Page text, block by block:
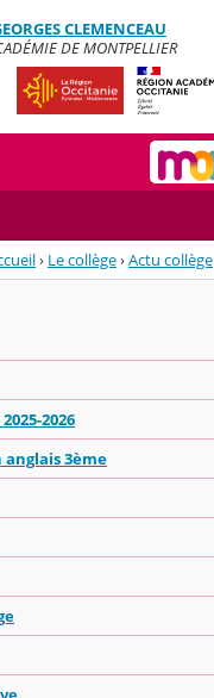
CLEMENCEAU
DE MONTPELLIER
› Le collège›Actu collège
2026
3ème